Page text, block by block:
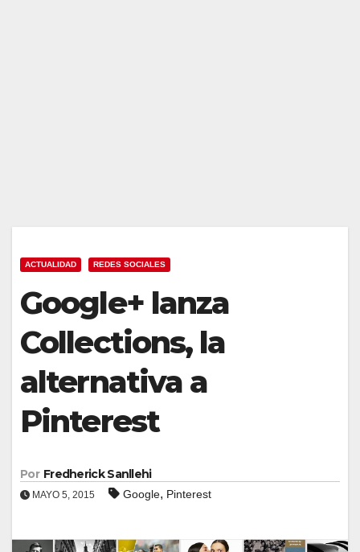
ACTUALIDAD REDES SOCIALES
Google+ lanza
Collections, la
alternativa a
Pinterest
Por Fredherick Sanllehi
MAYO 5, 2015 Google, Pinterest